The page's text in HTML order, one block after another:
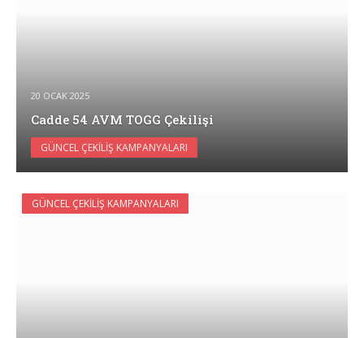
20 OCAK 2025
Cadde 54 AVM TOGG Çekilişi
GÜNCEL ÇEKILIŞ KAMPANYALARI
GÜNCEL ÇEKILIŞ KAMPANYALARI